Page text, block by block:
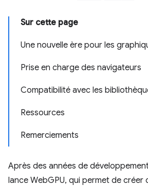
Sur cette page
Une nouvelle ère pour les
Prise en charge des navigateurs
Compatibilité avec les
Ressources
Remerciements
Après des années de
lance WebGPU, qui permet de créer